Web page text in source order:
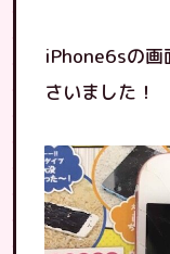
iPhone6sの画
さいました！